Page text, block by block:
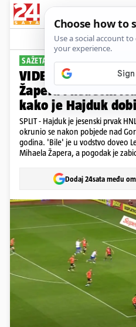
SAŽETAK: HAJDUK - GORICA 3-0
VIDEO Majstorije
Žapera i nebeski
kako je Hajduk
SPLIT - Hajduk je jesenski prvak
okrunio se nakon pobjede nad
godina. 'Bile' je u vodstvo doveo
Mihaela Žapera, a pogodak je
Dodaj 24sata među